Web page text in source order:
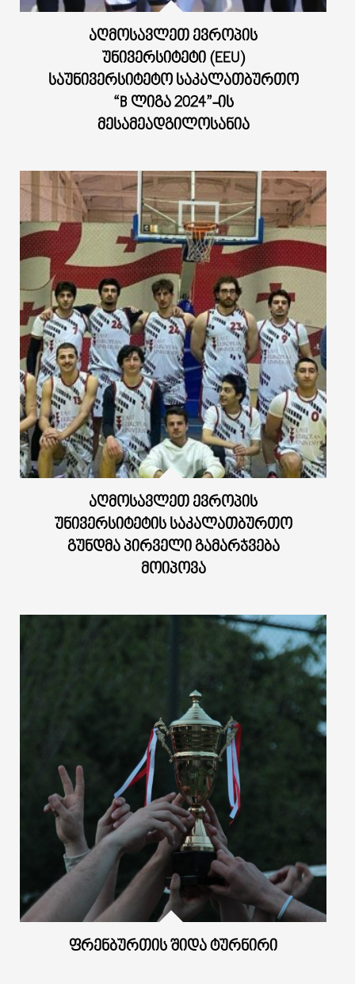
ᲐᲦᲛᲝᲡᲐᲕᲚᲔᲗ ᲔᲕᲠᲝᲞᲘᲡ
ᲣᲜᲘᲕᲔᲠᲡᲘᲢᲔᲢᲘ (EEU)
ᲡᲐᲣᲜᲘᲕᲔᲠᲡᲘᲢᲔᲢᲝ ᲡᲐᲙᲐᲚᲐᲗᲑᲣᲠᲗᲝ
“B ᲚᲘᲒᲐ 2024”-ᲘᲡ
ᲛᲔᲡᲐᲛᲔᲐᲓᲒᲘᲚᲝᲡᲐᲜᲘᲐ
ᲐᲦᲛᲝᲡᲐᲕᲚᲔᲗ ᲔᲕᲠᲝᲞᲘᲡ
ᲣᲜᲘᲕᲔᲠᲡᲘᲢᲔᲢᲘᲡ ᲡᲐᲙᲐᲚᲐᲗᲑᲣᲠᲗᲝ
ᲒᲣᲜᲓᲛᲐ ᲞᲘᲠᲕᲔᲚᲘ ᲒᲐᲛᲐᲠᲯᲕᲔᲑᲐ
ᲛᲝᲘᲞᲝᲕᲐ
ᲤᲠᲔᲜᲑᲣᲠᲗᲘᲡ ᲨᲘᲓᲐ ᲢᲣᲠᲜᲘᲠᲘ